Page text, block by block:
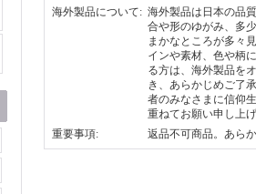
海外製品について: 海外製品は日本の品
合や形のゆがみ、多
まかなところが多々
インや素材、色や柄
る方は、海外製品を
き、あらかじめご了
者のみなさまに信仰
重ねてお願い申し上げ
重要事項: 返品不可商品。あら